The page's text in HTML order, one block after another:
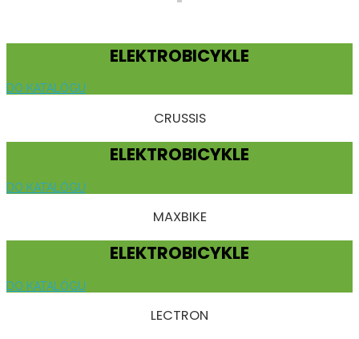
ELEKTROBICYKLE
DO KATALÓGU
CRUSSIS
ELEKTROBICYKLE
DO KATALÓGU
MAXBIKE
ELEKTROBICYKLE
DO KATALÓGU
LECTRON